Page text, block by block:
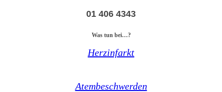
01 406 4343
Was tun bei…?
Herzinfarkt
Atembeschwerden